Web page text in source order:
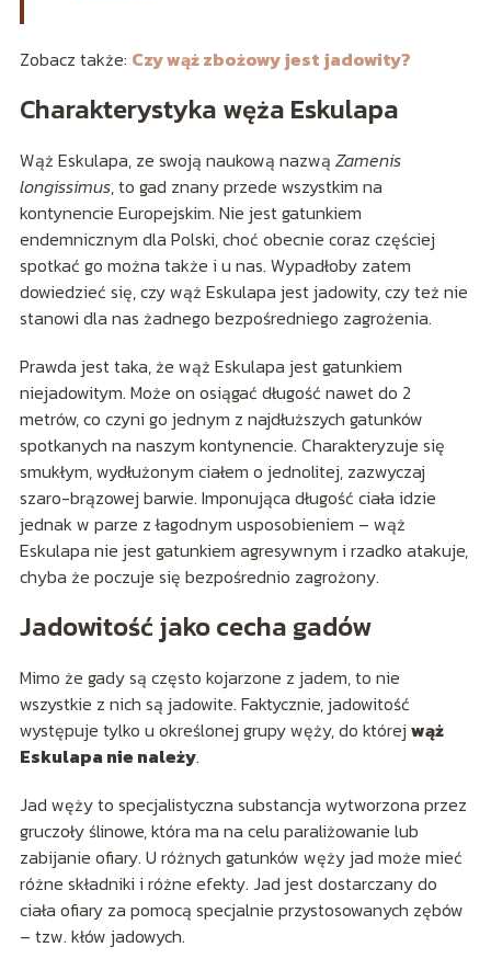
Zobacz także: Czy wąż zbożowy jest jadowity?
Charakterystyka węża Eskulapa
Wąż Eskulapa, ze swoją naukową nazwą Zamenis
longissimus, to gad znany przede wszystkim na
kontynencie Europejskim. Nie jest gatunkiem
endemnicznym dla Polski, choć obecnie coraz częściej
spotkać go można także i u nas. Wypadłoby zatem
dowiedzieć się, czy wąż Eskulapa jest jadowity, czy też nie
stanowi dla nas żadnego bezpośredniego zagrożenia.
Prawda jest taka, że wąż Eskulapa jest gatunkiem
niejadowitym. Może on osiągać długość nawet do 2
metrów, co czyni go jednym z najdłuższych gatunków
spotkanych na naszym kontynencie. Charakteryzuje się
smukłym, wydłużonym ciałem o jednolitej, zazwyczaj
szaro-brązowej barwie. Imponująca długość ciała idzie
jednak w parze z łagodnym usposobieniem – wąż
Eskulapa nie jest gatunkiem agresywnym i rzadko atakuje,
chyba że poczuje się bezpośrednio zagrożony.
Jadowitość jako cecha gadów
Mimo że gady są często kojarzone z jadem, to nie
wszystkie z nich są jadowite. Faktycznie, jadowitość
występuje tylko u określonej grupy węży, do której wąż
Eskulapa nie należy.
Jad węży to specjalistyczna substancja wytworzona przez
gruczoły ślinowe, która ma na celu paraliżowanie lub
zabijanie ofiary. U różnych gatunków węży jad może mieć
różne składniki i różne efekty. Jad jest dostarczany do
ciała ofiary za pomocą specjalnie przystosowanych zębów
– tzw. kłów jadowych.